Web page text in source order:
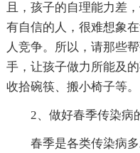
且，孩子的自理能力差
有自信的人，很难想象
人竞争。所以，请那些
手，让孩子做力所能及
收拾碗筷、搬小椅子等。
2、做好春季传染病
春季是各类传染病